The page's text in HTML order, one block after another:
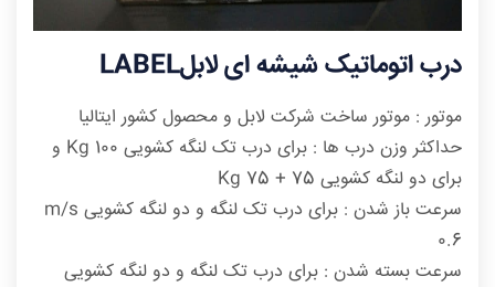
درب اتوماتیک شیشه ای لابلLABEL
موتور : موتور ساخت شرکت لابل و محصول کشور ایتالیا
حداکثر وزن درب ها : برای درب تک لنگه کشویی Kg 100 و
برای دو لنگه کشویی Kg 75 + 75
سرعت باز شدن : برای درب تک لنگه و دو لنگه کشویی m/s
0.6
سرعت بسته شدن : برای درب تک لنگه و دو لنگه کشویی